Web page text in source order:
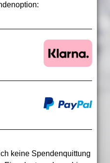
keine Spendenquittung